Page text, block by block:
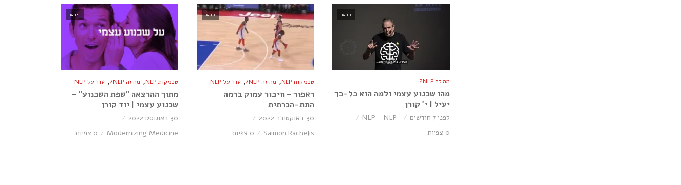
וידאו
מה זה NLP?
מהו שכנוע עצמי ולמה הוא כל-כך
יעיל | י׳ קורן
לפני 7 חודשים
-NLP - NLP
0 צפיות
וידאו
טכניקות NLP , מה זה NLP? , עוד על NLP
ראפור – חיבור עמוק ברמה
התת-הכרתית
30 באוקטובר 2022
Saimon Rachelis
0 צפיות
וידאו
טכניקות NLP , מה זה NLP? , עוד על NLP
מתוך ההרצאה ״שפת השכנוע״ –
שכנוע עצמי | יוד קורן
30 באוגוסט 2022
Modernizing Medicine
0 צפיות